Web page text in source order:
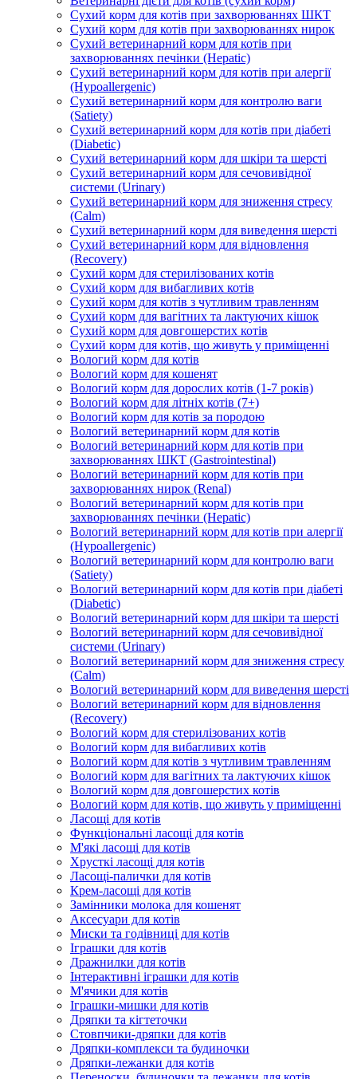
Сухий корм для котів при захворюваннях ШКТ
Сухий корм для котів при захворюваннях нирок
Сухий ветеринарний корм для котів при
захворюваннях печінки (Hepatic)
Сухий ветеринарний корм для котів при алергії
(Hypoallergenic)
Сухий ветеринарний корм для контролю ваги
(Satiety)
Сухий ветеринарний корм для котів при діабеті
(Diabetic)
Сухий ветеринарний корм для шкіри та шерсті
Сухий ветеринарний корм для сечовивідної
системи (Urinary)
Сухий ветеринарний корм для зниження стресу
(Calm)
Сухий ветеринарний корм для виведення шерсті
Сухий ветеринарний корм для відновлення
(Recovery)
Сухий корм для стерилізованих котів
Сухий корм для вибагливих котів
Сухий корм для котів з чутливим травленням
Сухий корм для вагітних та лактуючих кішок
Сухий корм для довгошерстих котів
Сухий корм для котів, що живуть у приміщенні
Вологий корм для котів
Вологий корм для кошенят
Вологий корм для дорослих котів (1-7 років)
Вологий корм для літніх котів (7+)
Вологий корм для котів за породою
Вологий ветеринарний корм для котів
Вологий ветеринарний корм для котів при
захворюваннях ШКТ (Gastrointestinal)
Вологий ветеринарний корм для котів при
захворюваннях нирок (Renal)
Вологий ветеринарний корм для котів при
захворюваннях печінки (Hepatic)
Вологий ветеринарний корм для котів при алергії
(Hypoallergenic)
Вологий ветеринарний корм для контролю ваги
(Satiety)
Вологий ветеринарний корм для котів при діабеті
(Diabetic)
Вологий ветеринарний корм для шкіри та шерсті
Вологий ветеринарний корм для сечовивідної
системи (Urinary)
Вологий ветеринарний корм для зниження стресу
(Calm)
Вологий ветеринарний корм для виведення шерсті
Вологий ветеринарний корм для відновлення
(Recovery)
Вологий корм для стерилізованих котів
Вологий корм для вибагливих котів
Вологий корм для котів з чутливим травленням
Вологий корм для вагітних та лактуючих кішок
Вологий корм для довгошерстих котів
Вологий корм для котів, що живуть у приміщенні
Ласощі для котів
Функціональні ласощі для котів
М'які ласощі для котів
Хрусткі ласощі для котів
Ласощі-палички для котів
Крем-ласощі для котів
Замінники молока для кошенят
Аксесуари для котів
Миски та годівниці для котів
Іграшки для котів
Дражнилки для котів
Інтерактивні іграшки для котів
М'ячики для котів
Іграшки-мишки для котів
Дряпки та кігтеточки
Стовпчики-дряпки для котів
Дряпки-комплекси та будиночки
Дряпки-лежанки для котів